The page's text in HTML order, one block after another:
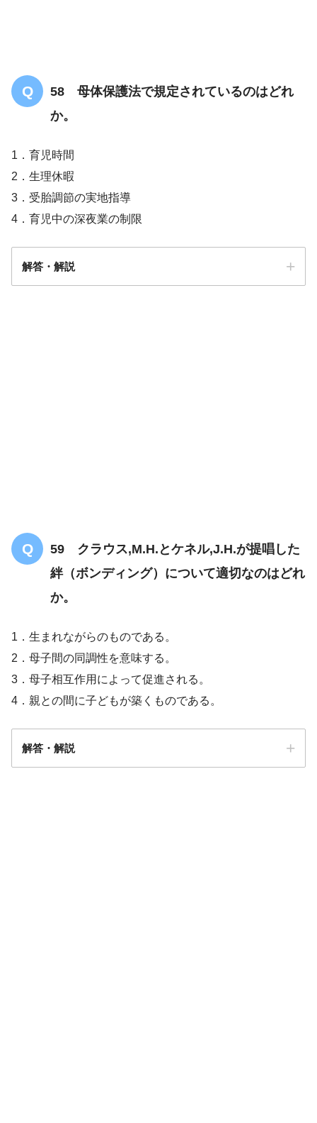
【7問】生殖器・受精についての問題「ま
58 母体保護法で規定されているのはどれ
か。
1．育児時間
2．生理休暇
3．受胎調節の実地指導
4．育児中の深夜業の制限
解答・解説
59 クラウス,M.H.とケネル,J.H.が提唱した
絆（ボンディング）について適切なのはどれ
か。
1．生まれながらのものである。
2．母子間の同調性を意味する。
3．母子相互作用によって促進される。
4．親との間に子どもが築くものである。
解答・解説